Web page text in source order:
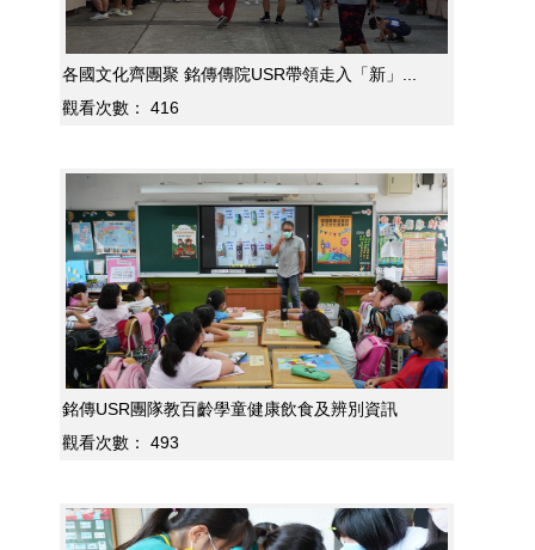
各國文化齊團聚 銘傳傳院USR帶領走入「新」...
觀看次數：
416
銘傳USR團隊教百齡學童健康飲食及辨別資訊
觀看次數：
493